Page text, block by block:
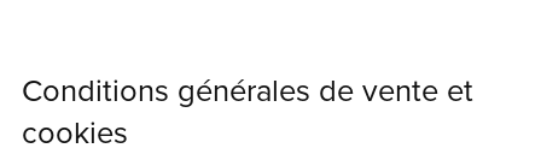
Conditions générales de vente et
cookies